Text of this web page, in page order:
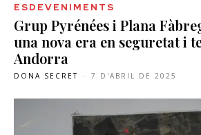
ESDEVENIMENTS
Grup Pyrénées i Plana
una nova era en seguretat i
Andorra
DONA SECRET - 7 D'ABRIL DE 2025